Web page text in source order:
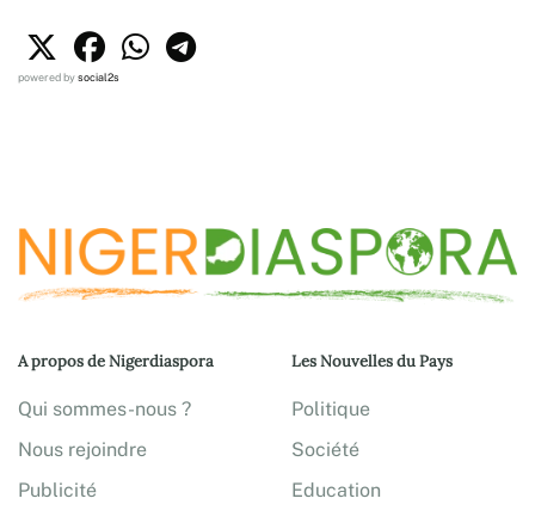
powered bysocial2s
A propos de Nigerdiaspora
Qui sommes-nous ?
Nous rejoindre
Publicité
Les Nouvelles du Pays
Politique
Société
Education